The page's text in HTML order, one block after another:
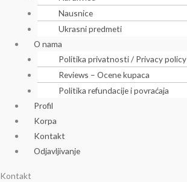
Nausnice
Ukrasni predmeti
O nama
Politika privatnosti / Privacy policy
Reviews – Ocene kupaca
Politika refundacije i povraćaja
Profil
Korpa
Kontakt
Odjavljivanje
Kontakt